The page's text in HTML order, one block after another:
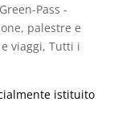
Green-Pass -
palestre e
viaggi,Tutti i
istituito